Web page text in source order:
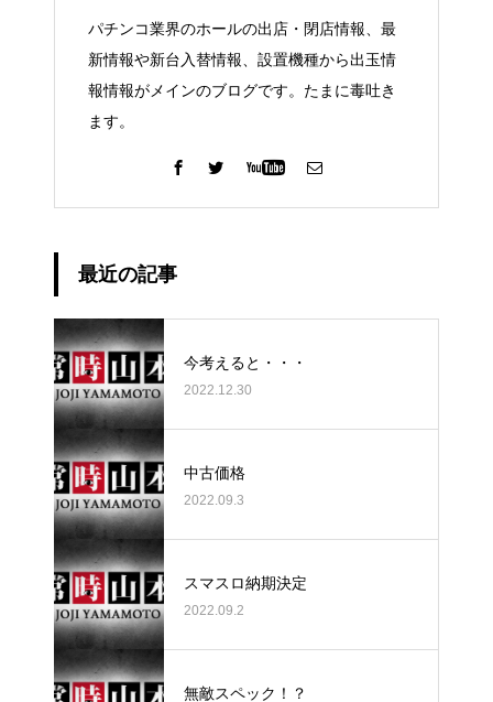
パチンコ業界のホールの出店・閉店情報、最
新情報や新台入替情報、設置機種から出玉情
報情報がメインのブログです。たまに毒吐き
ます。
最近の記事
今考えると・・・
2022.12.30
中古価格
2022.09.3
スマスロ納期決定
2022.09.2
無敵スペック！？